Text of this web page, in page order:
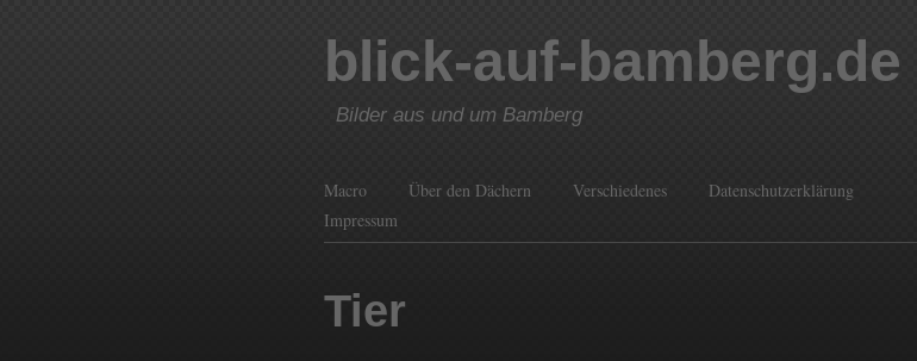
blick-auf-bamberg.de
Bilder aus und um Bamberg
Macro Über den Dächern Verschiedenes
Datenschutzerklärung
Impressum
Tier